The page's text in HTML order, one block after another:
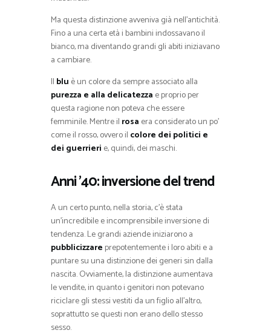
Ma questa distinzione avveniva già nell’antichità.
Fino a una certa età i bambini indossavano il
bianco, ma diventando grandi gli abiti iniziavano
a cambiare.
Il blu è un colore da sempre associato alla
purezza e alla delicatezza e proprio per
questa ragione non poteva che essere
femminile. Mentre il rosa era considerato un po’
come il rosso, ovvero il colore dei politici e
dei guerrieri e, quindi, dei maschi.
Anni ’40: inversione del trend
A un certo punto, nella storia, c’è stata
un’incredibile e incomprensibile inversione di
tendenza. Le grandi aziende iniziarono a
pubblicizzare prepotentemente i loro abiti e a
puntare su una distinzione dei generi sin dalla
nascita. Ovviamente, la distinzione aumentava
le vendite, in quanto i genitori non potevano
riciclare gli stessi vestiti da un figlio all’altro,
soprattutto se questi non erano dello stesso
sesso.